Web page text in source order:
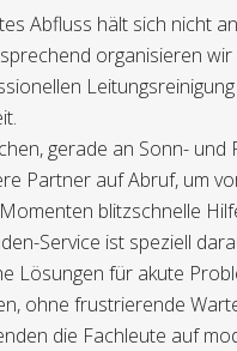
Abfluss hält sich nicht
organisieren
gerade an Sonn- und
Partner auf Abruf, um
blitzschnelle
Service ist speziell
Lösungen für akute
ohne frustrierende
die Fachleute auf